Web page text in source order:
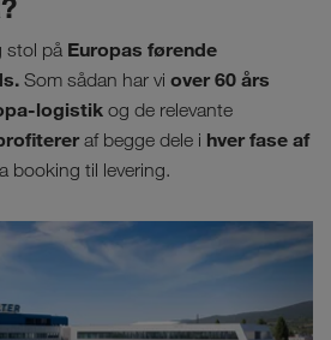
stol på Europas førende
Som sådan har vi over 60 års
logistik og de relevante
af begge dele i hver fase af
booking til levering.